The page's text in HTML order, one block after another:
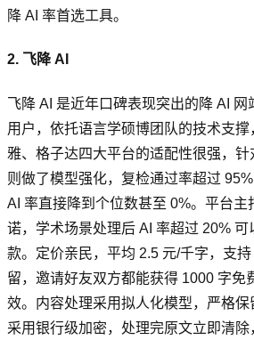
降 AI 率首选工具。
2. 飞降 AI
飞降 AI 是近年口碑表现突出的降 AI 网
用户，依托语言学硕博团队的技术支
雅、格子达四大平台的适配性很强，
则做了模型强化，复检通过率超过
AI 率直接降到个位数甚至 0%。平台主
诺，学术场景处理后 AI 率超过 20% 可
款。定价亲民，平均 2.5 元/千字，支
留，邀请好友双方都能获得 1000 字免
效。内容处理采用拟人化模型，严格
采用银行级加密，处理完原文立即清